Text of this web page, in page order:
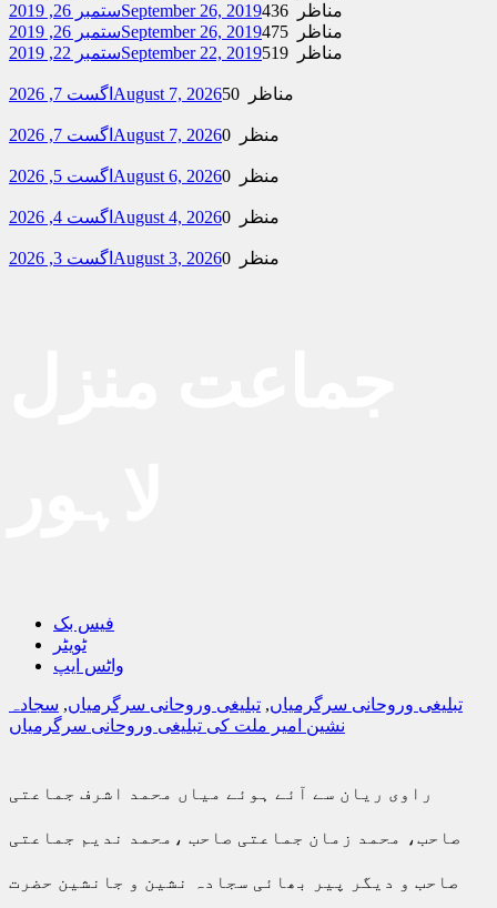
ستمبر 26, 2019September 26, 2019
436 مناظر
ستمبر 26, 2019September 26, 2019
475 مناظر
ستمبر 22, 2019September 22, 2019 519 مناظر
اگست 7, 2026 August 7, 2026 50 مناظر
اگست 7, 2026 August 7, 2026 0 منظر
اگست 5, 2026 August 6, 2026 0 منظر
اگست 4, 2026 August 4, 2026 0 منظر
اگست 3, 2026 August 3, 2026 0 منظر
فیس بک
ٹویٹر
واٹس ایپ
تبلیغی وروحانی سرگرمیاں, تبلیغی وروحانی سرگرمیاں, سجادہ
نشین امیر ملت کی تبلیغی وروحانی سرگرمیاں
راوی ریان سے آئے ہوئے میاں محمد اشرف جماعتی
صاحب، محمد زمان جماعتی صاحب ،محمد ندیم جماعتی
صاحب و دیگر پیر بھائی سجادہ نشین و جانشین حضرت